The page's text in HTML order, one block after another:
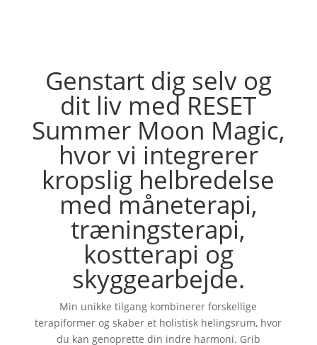
Genstart dig selv og
dit liv med RESET
Summer Moon Magic,
hvor vi integrerer
kropslig helbredelse
med måneterapi,
træningsterapi,
kostterapi og
skyggearbejde.
Min unikke tilgang kombinerer forskellige
terapiformer og skaber et holistisk helingsrum, hvor
du kan genoprette din indre harmoni. Grib